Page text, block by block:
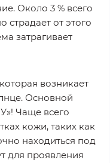
Около 3 % всего
страдает от этого
затрагивает
возникает
Основной
Чаще всего
кожи, таких как
находиться под
для проявления